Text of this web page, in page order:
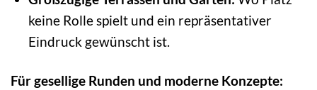
keine Rolle spielt und ein repräsentativer
Eindruck gewünscht ist.
Für gesellige Runden und moderne Konzepte: